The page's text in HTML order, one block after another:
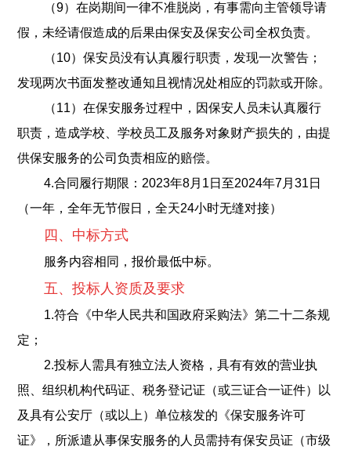
（9）在岗期间一律不准脱岗，有事需向主管领导请
假，未经请假造成的后果由保安及保安公司全权负责。
（10）保安员没有认真履行职责，发现一次警告；
发现两次书面发整改通知且视情况处相应的罚款或开除。
（11）在保安服务过程中，因保安人员未认真履行
职责，造成学校、学校员工及服务对象财产损失的，由提
供保安服务的公司负责相应的赔偿。
4.合同履行期限：2023年8月1日至2024年7月31日
（一年，全年无节假日，全天24小时无缝对接）
四、中标方式
服务内容相同，报价最低中标。
五、投标人资质及要求
1.符合《中华人民共和国政府采购法》第二十二条规
定；
2.投标人需具有独立法人资格，具有有效的营业执
照、组织机构代码证、税务登记证（或三证合一证件）以
及具有公安厅（或以上）单位核发的《保安服务许可
证》，所派遣从事保安服务的人员需持有保安员证（市级